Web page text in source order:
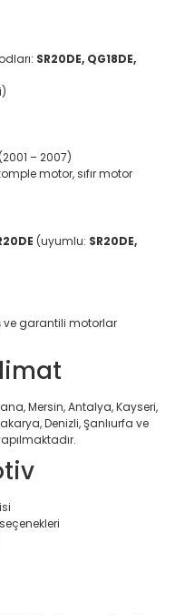
SR20DE, QG18DE,
– 2007)
motor, sıfır motor
(uyumlu: SR20DE,
ve garantili motorlar
Mersin, Antalya, Kayseri,
Denizli, Şanlıurfa ve